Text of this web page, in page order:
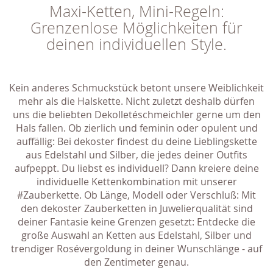
Maxi-Ketten, Mini-Regeln:
Grenzenlose Möglichkeiten für
deinen individuellen Style.
Kein anderes Schmuckstück betont unsere Weiblichkeit
mehr als die Halskette. Nicht zuletzt deshalb dürfen
uns die beliebten Dekolletéschmeichler gerne um den
Hals fallen. Ob zierlich und feminin oder opulent und
auffällig: Bei dekoster findest du deine Lieblingskette
aus Edelstahl und Silber, die jedes deiner Outfits
aufpeppt. Du liebst es individuell? Dann kreiere deine
individuelle Kettenkombination mit unserer
#Zauberkette. Ob Länge, Modell oder Verschluß: Mit
den dekoster Zauberketten in Juwelierqualität sind
deiner Fantasie keine Grenzen gesetzt: Entdecke die
große Auswahl an Ketten aus Edelstahl, Silber und
trendiger Rosévergoldung in deiner Wunschlänge - auf
den Zentimeter genau.